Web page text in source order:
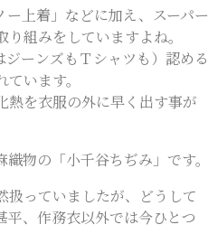
上着」などに加え、スーパー
組みをしていますよね。
ーンズもＴシャツも）認める
います。
熱を衣服の外に早く出す事が
物の「小千谷ちぢみ」です。
扱っていましたが、どうして
平、作務衣以外では今ひとつ